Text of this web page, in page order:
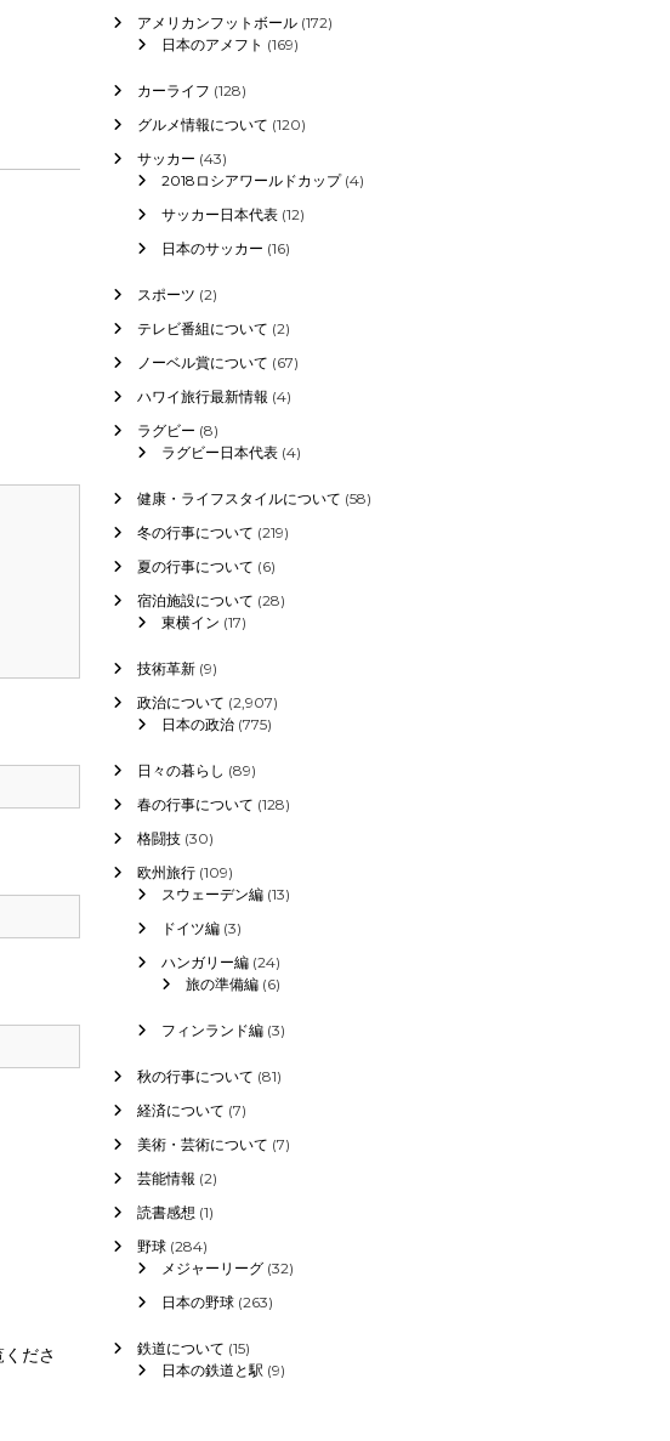
ださ
アメリカンフットボール (172)
日本のアメフト (169)
カーライフ (128)
グルメ情報について (120)
サッカー (43)
2018ロシアワールドカップ(4)
サッカー日本代表 (12)
日本のサッカー (16)
スポーツ (2)
テレビ番組について (2)
ノーベル賞について (67)
ハワイ旅行最新情報 (4)
ラグビー (8)
ラグビー日本代表 (4)
健康・ライフスタイルについて (58)
冬の行事について (219)
夏の行事について (6)
宿泊施設について (28)
東横イン (17)
技術革新 (9)
政治について (2,907)
日本の政治 (775)
日々の暮らし (89)
春の行事について (128)
格闘技 (30)
欧州旅行 (109)
スウェーデン編 (13)
ドイツ編 (3)
ハンガリー編 (24)
旅の準備編 (6)
フィンランド編 (3)
秋の行事について (81)
経済について (7)
美術・芸術について (7)
芸能情報 (2)
読書感想 (1)
野球 (284)
メジャーリーグ (32)
日本の野球 (263)
鉄道について (15)
日本の鉄道と駅 (9)